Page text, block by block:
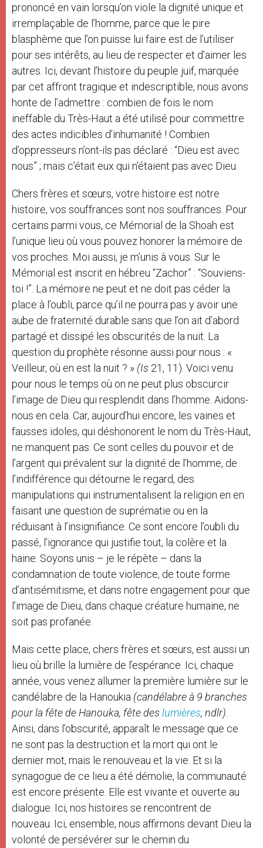
prononcé en vain lorsqu’on viole la dignité unique et
irremplaçable de l’homme, parce que le pire
blasphème que l’on puisse lui faire est de l’utiliser
pour ses intérêts, au lieu de respecter et d’aimer les
autres. Ici, devant l’histoire du peuple juif, marquée
par cet affront tragique et indescriptible, nous avons
honte de l’admettre : combien de fois le nom
ineffable du Très-Haut a été utilisé pour commettre
des actes indicibles d’inhumanité ! Combien
d’oppresseurs n’ont-ils pas déclaré : “Dieu est avec
nous” ; mais c’était eux qui n’étaient pas avec Dieu.
Chers frères et sœurs, votre histoire est notre
histoire, vos souffrances sont nos souffrances. Pour
certains parmi vous, ce Mémorial de la Shoah est
l’unique lieu où vous pouvez honorer la mémoire de
vos proches. Moi aussi, je m’unis à vous. Sur le
Mémorial est inscrit en hébreu “Zachor” : “Souviens-
toi !”. La mémoire ne peut et ne doit pas céder la
place à l’oubli, parce qu’il ne pourra pas y avoir une
aube de fraternité durable sans que l’on ait d’abord
partagé et dissipé les obscurités de la nuit. La
question du prophète résonne aussi pour nous : «
Veilleur, où en est la nuit ? » (Is 21, 11). Voici venu
pour nous le temps où on ne peut plus obscurcir
l’image de Dieu qui resplendit dans l’homme. Aidons-
nous en cela. Car, aujourd’hui encore, les vaines et
fausses idoles, qui déshonorent le nom du Très-Haut,
ne manquent pas. Ce sont celles du pouvoir et de
l’argent qui prévalent sur la dignité de l’homme, de
l’indifférence qui détourne le regard, des
manipulations qui instrumentalisent la religion en en
faisant une question de suprématie ou en la
réduisant à l’insignifiance. Ce sont encore l’oubli du
passé, l’ignorance qui justifie tout, la colère et la
haine. Soyons unis – je le répète – dans la
condamnation de toute violence, de toute forme
d’antisémitisme, et dans notre engagement pour que
l’image de Dieu, dans chaque créature humaine, ne
soit pas profanée.
Mais cette place, chers frères et sœurs, est aussi un
lieu où brille la lumière de l’espérance. Ici, chaque
année, vous venez allumer la première lumière sur le
candélabre de la Hanoukia (candélabre à 9 branches
pour la fête de Hanouka, fête des lumières, ndlr)
Ainsi, dans l’obscurité, apparaît le message que ce
ne sont pas la destruction et la mort qui ont le
dernier mot, mais le renouveau et la vie. Et si la
synagogue de ce lieu a été démolie, la communauté
est encore présente. Elle est vivante et ouverte au
dialogue. Ici, nos histoires se rencontrent de
nouveau. Ici, ensemble, nous affirmons devant Dieu la
volonté de persévérer sur le chemin du